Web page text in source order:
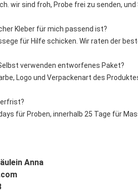
wir sind froh, Probe frei zu senden, und
Kleber für mich passend ist?
für Hilfe schicken. Wir raten der
verwenden entworfenes Paket?
Logo und Verpackenart des
für Proben, innerhalb 25 Tage für
Anna